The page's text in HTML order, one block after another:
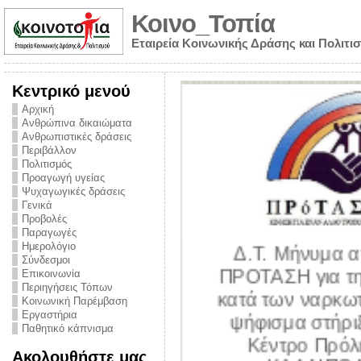
Κοινο_Τοπία
Εταιρεία Κοινωνικής Δράσης και
Κεντρικό μενού
Αρχική
Ανθρώπινα δικαιώματα
Ανθρωπιστικές δράσεις
Περιβάλλον
Πολιτισμός
Προαγωγή υγείας
Ψυχαγωγικές δράσεις
Γενικά
Προβολές
Παραγωγές
Ημερολόγιο
Σύνδεσμοι
Επικοινωνία
Περιηγήσεις Τόπων
Κοινωνική Παρέμβαση
Εργαστήρια
Παθητικό κάπνισμα
Ακολουθήστε μας
για τον
– Η έλλειψη
και
Δ.Τ. Μήνυμα
ΠΡΟΤΑΣΗ για
κατά των
ψήφισμα
Κέντρο